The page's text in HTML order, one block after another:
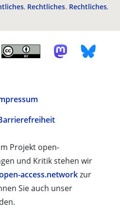
Rechtliches Rechtliches
Projekt open-
und Kritik stehen wir
access.networkzur
Sie auch unser